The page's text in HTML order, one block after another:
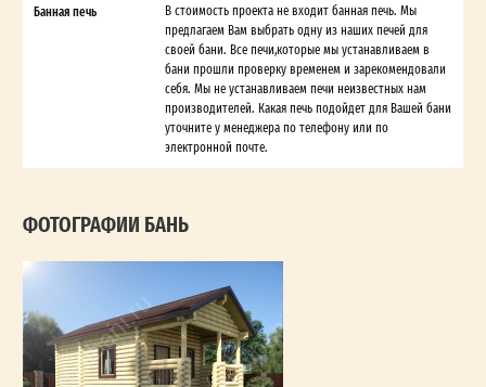
Банная печь
В стоимость проекта не входит банная печь. Мы
предлагаем Вам выбрать одну из наших печей для
своей бани. Все печи,которые мы устанавливаем в
бани прошли проверку временем и зарекомендовали
себя. Мы не устанавливаем печи неизвестных нам
производителей. Какая печь подойдет для Вашей бани
уточните у менеджера по телефону или по
электронной почте.
ФОТОГРАФИИ БАНЬ